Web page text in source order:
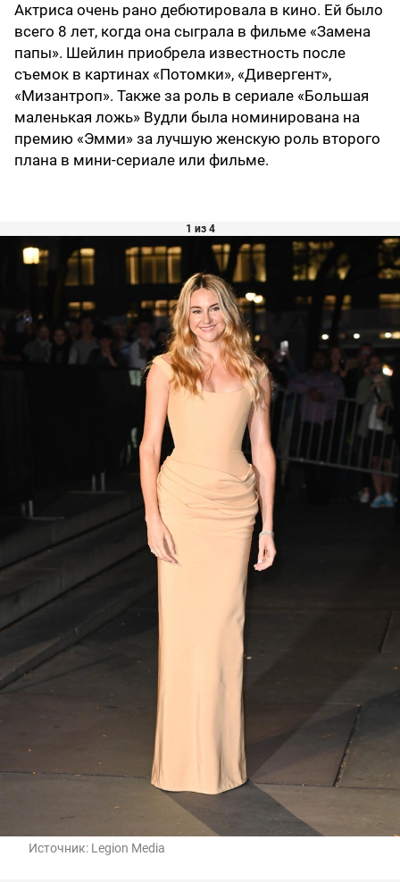
Актриса очень рано дебютировала в кино. Ей было
всего 8 лет, когда она сыграла в фильме «Замена
папы». Шейлин приобрела известность после
съемок в картинах «Потомки», «Дивергент»,
«Мизантроп». Также за роль в сериале «Большая
маленькая ложь» Вудли была номинирована на
премию «Эмми» за лучшую женскую роль второго
плана в мини-сериале или фильме.
1 из 4
Источник: Legion Media